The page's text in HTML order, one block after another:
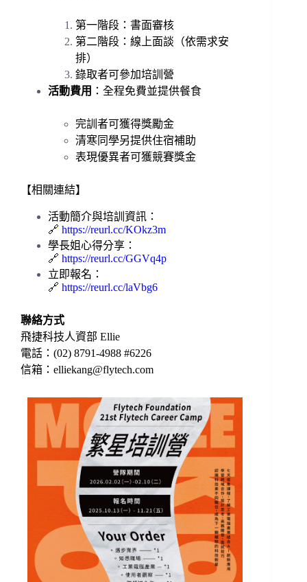
第一階段：書面審核
第二階段：線上面談（依需求安
排）
錄取者可參加培訓營
活動費用 ：全程免費並提供餐食
完訓者可獲得獎勵金
清寒同學另提供住宿補助
表現優異者可獲競賽獎金
【相關連結】
活動簡介與培訓資訊：
🔗 https://reurl.cc/KOkz3m
學長姐心得分享：
🔗 https://reurl.cc/GGVq4p
立即報名：
🔗 https://reurl.cc/laVbg6
聯絡方式
飛捷科技人資部 Ellie
電話：(02) 8791-4988 #6226
信箱： elliekang@flytech.com